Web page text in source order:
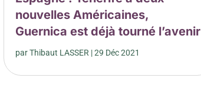
nouvelles Américaines,
Guernica est déjà tourné l’avenir
parThibaut LASSER |29 Déc 2021